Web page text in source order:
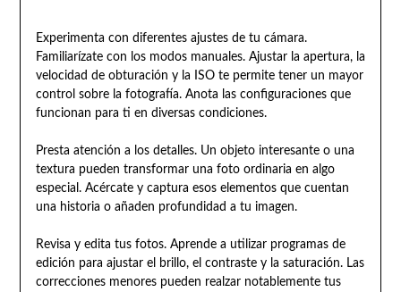
Experimenta con diferentes ajustes de tu cámara.
Familiarízate con los modos manuales. Ajustar la apertura, la
velocidad de obturación y la ISO te permite tener un mayor
control sobre la fotografía. Anota las configuraciones que
funcionan para ti en diversas condiciones.
Presta atención a los detalles. Un objeto interesante o una
textura pueden transformar una foto ordinaria en algo
especial. Acércate y captura esos elementos que cuentan
una historia o añaden profundidad a tu imagen.
Revisa y edita tus fotos. Aprende a utilizar programas de
edición para ajustar el brillo, el contraste y la saturación. Las
correcciones menores pueden realzar notablemente tus